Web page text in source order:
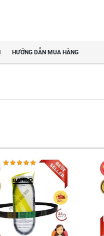
HƯỚNG DẪN MUA HÀNG